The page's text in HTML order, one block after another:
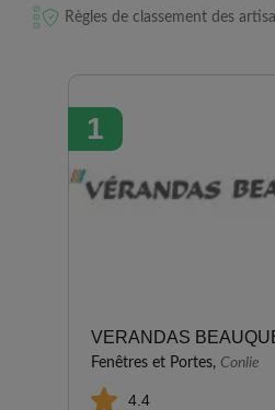
Règles de classement des
1
VERANDAS
Fenêtres et Portes, Conlie
4.4